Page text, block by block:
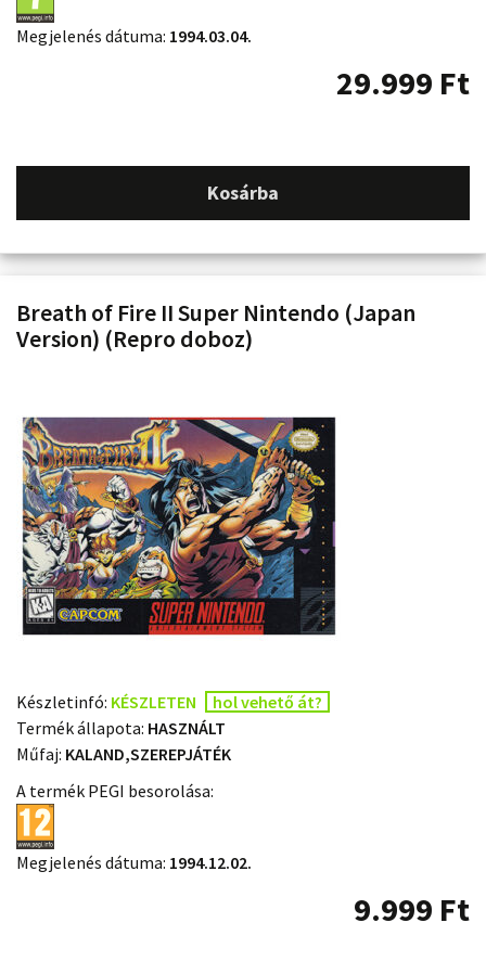
Megjelenés dátuma: 1994.03.04.
29.999 Ft
Kosárba
Breath of Fire II Super Nintendo (Japan
Version) (Repro doboz)
Készletinfó: KÉSZLETEN
hol vehető át?
Termék állapota: HASZNÁLT
Műfaj: KALAND,SZEREPJÁTÉK
A termék PEGI besorolása:
Megjelenés dátuma: 1994.12.02.
9.999 Ft